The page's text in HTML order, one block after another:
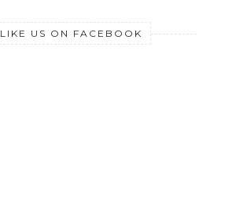
LIKE US ON FACEBOOK